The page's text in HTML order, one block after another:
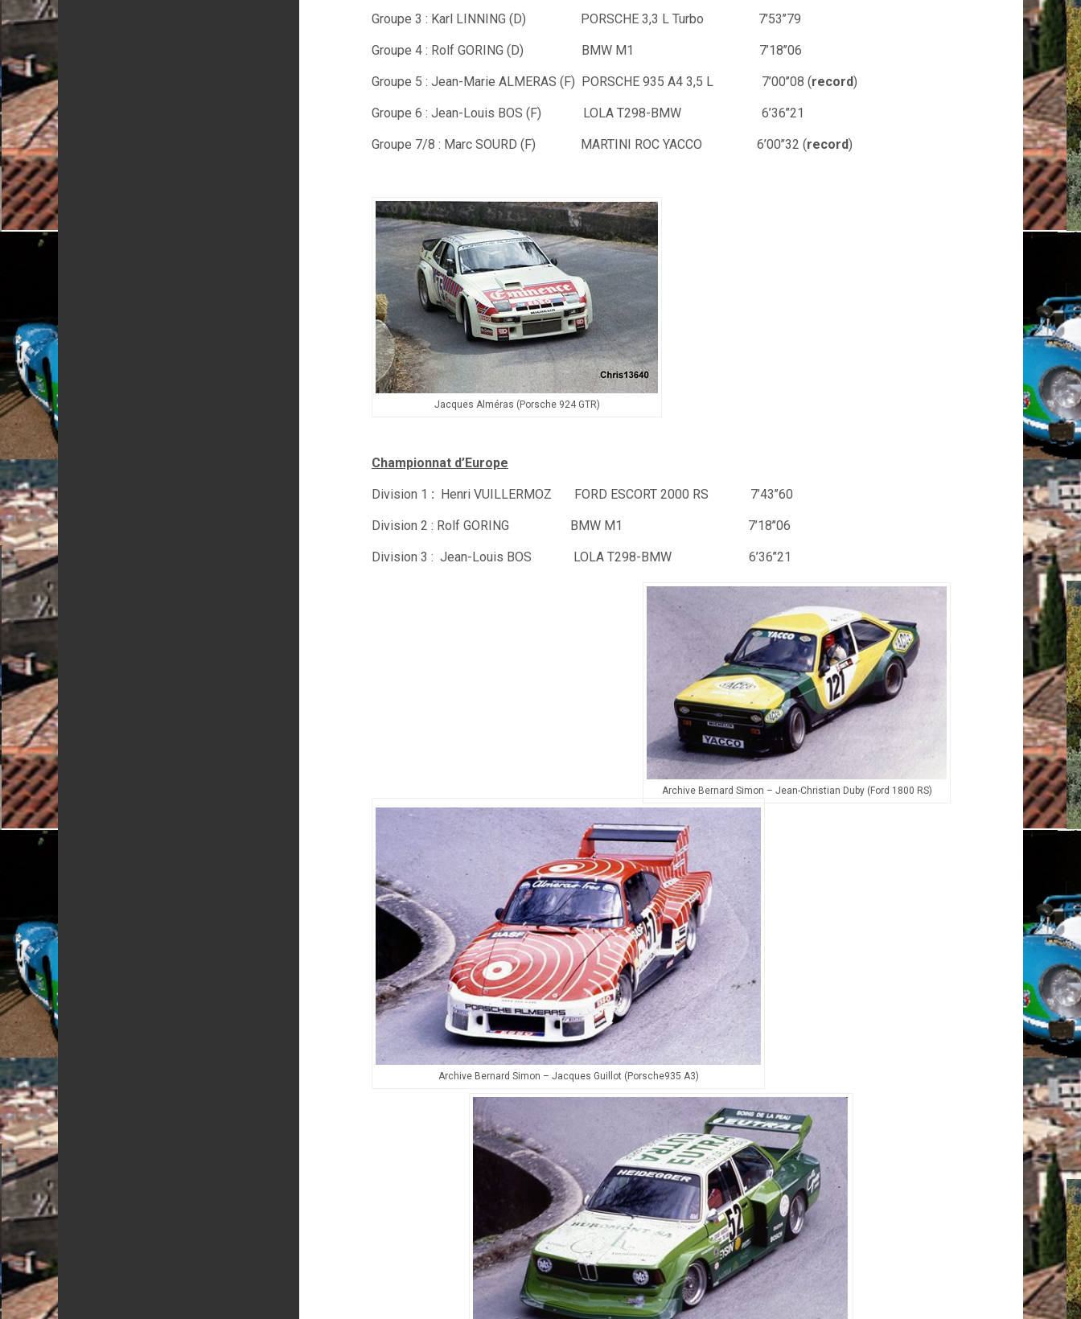
Groupe 3 : Karl LINNING (D) PORSCHE 3,3 L Turbo 7’53’’79
Groupe 4 : Rolf GORING (D) BMW M1 7’18’’06
Groupe 5 : Jean-Marie ALMERAS (F) PORSCHE 935 A4 3,5 L 7’00’’08 (record)
Groupe 6 : Jean-Louis BOS (F) LOLA T298-BMW 6’36’’21
Groupe 7/8 : Marc SOURD (F) MARTINI ROC YACCO 6’00’’32 (record)
Jacques Alméras (Porsche 924 GTR)
Championnat d’Europe
Division 1 : Henri VUILLERMOZ FORD ESCORT 2000 RS 7’43’’60
Division 2 : Rolf GORING BMW M1 7’18’’06
Division 3 : Jean-Louis BOS LOLA T298-BMW 6’36’’21
Archive Bernard Simon – Jean-Christian Duby (Ford 1800 RS)
Archive Bernard Simon – Jacques Guillot (Porsche935 A3)